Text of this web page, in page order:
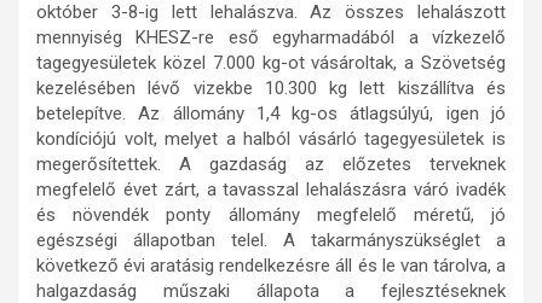
október 3-8-ig lett lehalászva. Az összes lehalászott
mennyiség KHESZ-re eső egyharmadából a vízkezelő
tagegyesületek közel 7.000 kg-ot vásároltak, a Szövetség
kezelésében lévő vizekbe 10.300 kg lett kiszállítva és
betelepítve. Az állomány 1,4 kg-os átlagsúlyú, igen jó
kondíciójú volt, melyet a halból vásárló tagegyesületek is
megerősítettek. A gazdaság az előzetes terveknek
megfelelő évet zárt, a tavasszal lehalászásra váró ivadék
és növendék ponty állomány megfelelő méretű, jó
egészségi állapotban telel. A takarmányszükséglet a
következő évi aratásig rendelkezésre áll és le van tárolva, a
halgazdaság műszaki állapota a fejlesztéseknek